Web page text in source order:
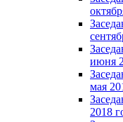
июня
мая
2018